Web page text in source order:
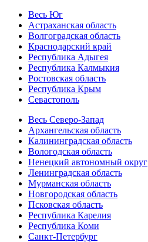
Весь Юг
Астраханская область
Волгоградская область
Краснодарский край
Республика Адыгея
Республика Калмыкия
Ростовская область
Республика Крым
Севастополь
Весь Северо-Запад
Архангельская область
Калининградская область
Вологодская область
Ненецкий автономный округ
Ленинградская область
Мурманская область
Новгородская область
Псковская область
Республика Карелия
Республика Коми
Санкт-Петербург